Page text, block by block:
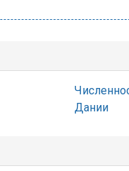
Дании